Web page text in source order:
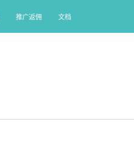
推广返佣 文档